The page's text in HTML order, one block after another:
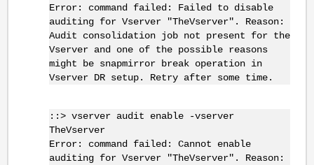
Error: command failed: Failed to disable
auditing for Vserver "TheVserver". Reason:
Audit consolidation job not present for the
Vserver and one of the possible reasons
might be snapmirror break operation in
Vserver DR setup. Retry after some time.
::> vserver audit enable -vserver
TheVserver
Error: command failed: Cannot enable
auditing for Vserver "TheVserver". Reason: